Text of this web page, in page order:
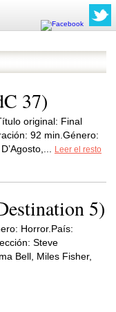
37)
original: Final
92 min.Género:
Leer el resto
5)
Horror.País:
Steve
Bell, Miles Fisher,